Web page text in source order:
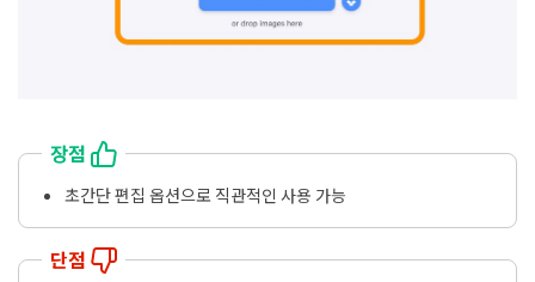
장점
초간단 편집 옵션으로 직관적인 사용 가능
단점